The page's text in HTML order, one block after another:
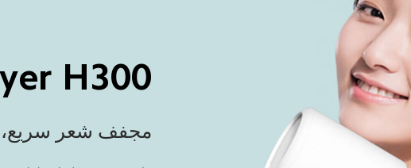
H300
مجفف شعر سريع،